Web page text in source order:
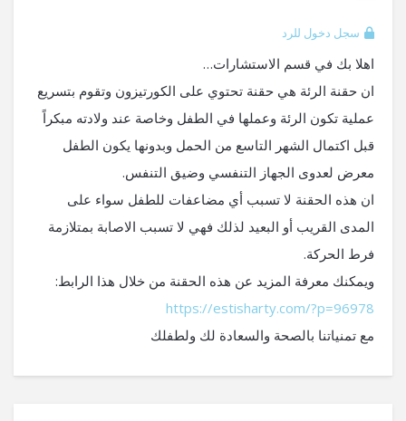
سجل دخول للرد
اهلا بك في قسم الاستشارات…
ان حقنة الرئة هي حقنة تحتوي على الكورتيزون وتقوم بتسريع
عملية تكون الرئة وعملها في الطفل وخاصة عند ولادته مبكراً
قبل اكتمال الشهر التاسع من الحمل وبدونها يكون الطفل
معرض لعدوى الجهاز التنفسي وضيق التنفس.
ان هذه الحقنة لا تسبب أي مضاعفات للطفل سواء على
المدى القريب أو البعيد لذلك فهي لا تسبب الاصابة بمتلازمة
فرط الحركة.
ويمكنك معرفة المزيد عن هذه الحقنة من خلال هذا الرابط:
https://estisharty.com/?p=96978
مع تمنياتنا بالصحة والسعادة لك ولطفلك